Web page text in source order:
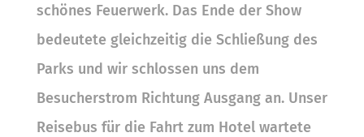
schönes Feuerwerk. Das Ende der Show
bedeutete gleichzeitig die Schließung des
Parks und wir schlossen uns dem
Besucherstrom Richtung Ausgang an. Unser
Reisebus für die Fahrt zum Hotel wartete